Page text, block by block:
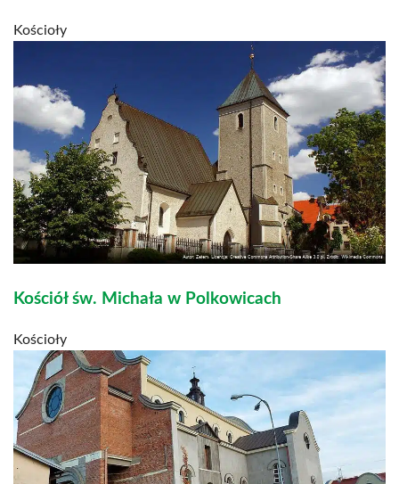
Kościoły
Kościół św. Michała w Polkowicach
Kościoły